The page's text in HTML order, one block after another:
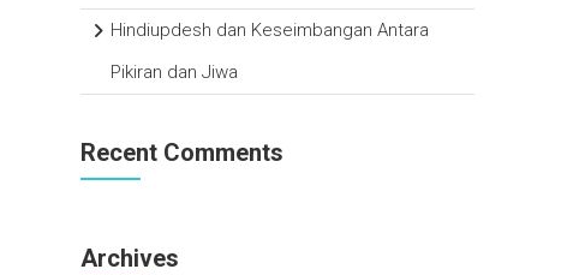
Hindiupdesh dan Keseimbangan Antara
Pikiran dan Jiwa
Recent Comments
Archives